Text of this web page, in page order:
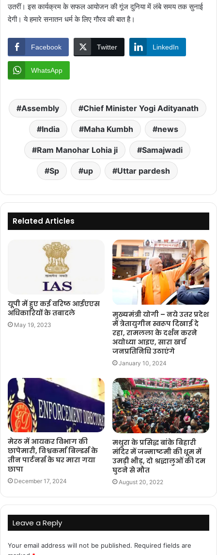
उतरीं। इस कार्यक्रम के सफल आयोजन की गूंज दुनिया में लंबे समय तक सुनाई
देगी। ये हमारे सनातन धर्म के लिए गौरव की बात है।
Facebook Twitter LinkedIn
WhatsApp
Assembly Chief Minister Yogi Adityanath
India Maha Kumbh news
Ram Manohar Lohia ji Samajwadi
Sp up Uttar pardesh
Related Articles
यूपी में हुए कई वरिष्ठ आईएएस
अधिकारियों के तबादले
May 19, 2023
मुख्यमंत्री योगी – नये उतर प्रदेश
में त्रेतायुगीन स्वरूप दिखाई दे
रहा, रामलला के दर्शन करने
अयोध्या आइए, सारा खर्च
जनप्रतिनिधि उठाएंगे
January 10, 2024
मेरठ में आयकर विभाग की
छापेमारी, विश्वकर्मा बिल्डर्स के
तीन पार्टनर्स के घर मारा गया
छापा
December 17, 2024
मथुरा के प्रसिद्ध बांके बिहारी
मंदिर में जन्माष्टमी की धूम में
उमड़ी भीड़, दो श्रद्धालुओं की दम
घुटने से मौत
August 20, 2022
Leave a Reply
Your email address will not be published. Required fields are